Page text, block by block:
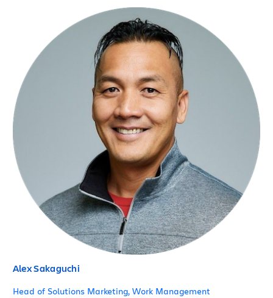
Alex Sakaguchi
Head of Solutions Marketing, Work Management